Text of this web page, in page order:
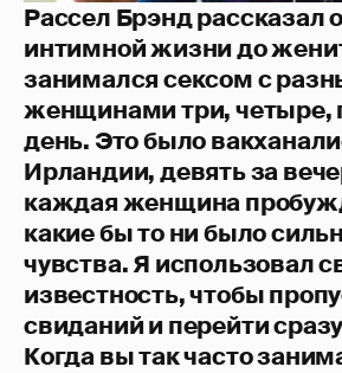
Рассел Брэнд рассказал
интимной жизни до
занимался сексом с
женщинами три, четыре,
день. Это было
Ирландии, девять за
каждая женщина
какие бы то ни было
чувства. Я использовал
известность, чтобы
свиданий и перейти
Когда вы так часто